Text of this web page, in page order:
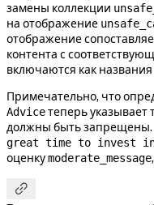
замены коллекции
на отображение
отображение
контента с
включаются как
Примечательно, что
Adviceтеперь
должны быть запрещены.
great time to invest
оценкуmoderate_message
